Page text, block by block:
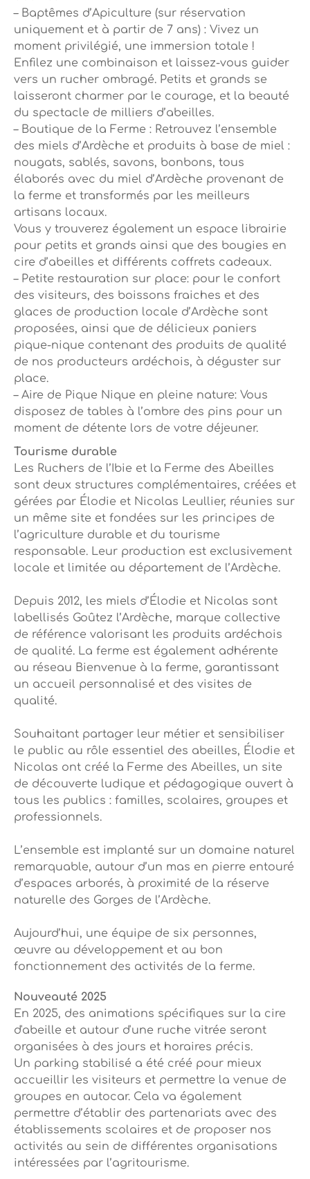
– Baptêmes d’Apiculture (sur réservation
uniquement et à partir de 7 ans) : Vivez un
moment privilégié, une immersion totale !
Enfilez une combinaison et laissez-vous guider
vers un rucher ombragé. Petits et grands se
laisseront charmer par le courage, et la beauté
du spectacle de milliers d’abeilles.
– Boutique de la Ferme : Retrouvez l’ensemble
des miels d’Ardèche et produits à base de miel :
nougats, sablés, savons, bonbons, tous
élaborés avec du miel d’Ardèche provenant de
la ferme et transformés par les meilleurs
artisans locaux.
Vous y trouverez également un espace librairie
pour petits et grands ainsi que des bougies en
cire d’abeilles et différents coffrets cadeaux.
– Petite restauration sur place: pour le confort
des visiteurs, des boissons fraiches et des
glaces de production locale d’Ardèche sont
proposées, ainsi que de délicieux paniers
pique-nique contenant des produits de qualité
de nos producteurs ardéchois, à déguster sur
place.
– Aire de Pique Nique en pleine nature: Vous
disposez de tables à l’ombre des pins pour un
moment de détente lors de votre déjeuner.
Tourisme durable
Les Ruchers de l’Ibie et la Ferme des Abeilles
sont deux structures complémentaires, créées et
gérées par Élodie et Nicolas Leullier, réunies sur
un même site et fondées sur les principes de
l’agriculture durable et du tourisme
responsable. Leur production est exclusivement
locale et limitée au département de l’Ardèche.
Depuis 2012, les miels d’Élodie et Nicolas sont
labellisés Goûtez l’Ardèche, marque collective
de référence valorisant les produits ardéchois
de qualité. La ferme est également adhérente
au réseau Bienvenue à la ferme, garantissant
un accueil personnalisé et des visites de
qualité.
Souhaitant partager leur métier et sensibiliser
le public au rôle essentiel des abeilles, Élodie et
Nicolas ont créé la Ferme des Abeilles, un site
de découverte ludique et pédagogique ouvert à
tous les publics : familles, scolaires, groupes et
professionnels.
L’ensemble est implanté sur un domaine naturel
remarquable, autour d’un mas en pierre entouré
d’espaces arborés, à proximité de la réserve
naturelle des Gorges de l’Ardèche.
Aujourd’hui, une équipe de six personnes,
œuvre au développement et au bon
fonctionnement des activités de la ferme.
Nouveauté 2025
En 2025, des animations spécifiques sur la cire
d'abeille et autour d'une ruche vitrée seront
organisées à des jours et horaires précis.
Un parking stabilisé a été créé pour mieux
accueillir les visiteurs et permettre la venue de
groupes en autocar. Cela va également
permettre d’établir des partenariats avec des
établissements scolaires et de proposer nos
activités au sein de différentes organisations
intéressées par l’agritourisme.